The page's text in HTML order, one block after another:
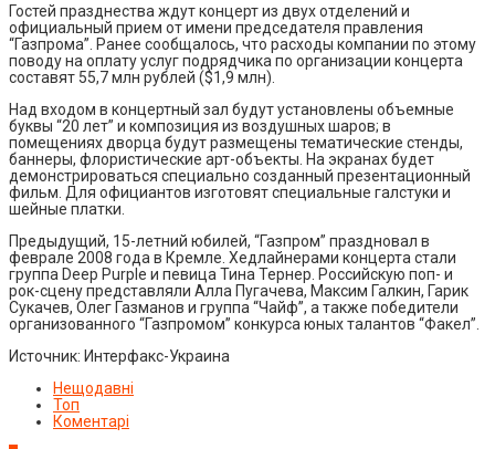
Гостей празднества ждут концерт из двух отделений и
официальный прием от имени председателя правления
“Газпрома”. Ранее сообщалось, что расходы компании по этому
поводу на оплату услуг подрядчика по организации концерта
составят 55,7 млн рублей ($1,9 млн).
Над входом в концертный зал будут установлены объемные
буквы “20 лет” и композиция из воздушных шаров; в
помещениях дворца будут размещены тематические стенды,
баннеры, флористические арт-объекты. На экранах будет
демонстрироваться специально созданный презентационный
фильм. Для официантов изготовят специальные галстуки и
шейные платки.
Предыдущий, 15-летний юбилей, “Газпром” праздновал в
феврале 2008 года в Кремле. Хедлайнерами концерта стали
группа Deep Purple и певица Тина Тернер. Российскую поп- и
рок-сцену представляли Алла Пугачева, Максим Галкин, Гарик
Сукачев, Олег Газманов и группа “Чайф”, а также победители
организованного “Газпромом” конкурса юных талантов “Факел”.
Источник: Интерфакс-Украина
Нещодавні
Топ
Коментарі